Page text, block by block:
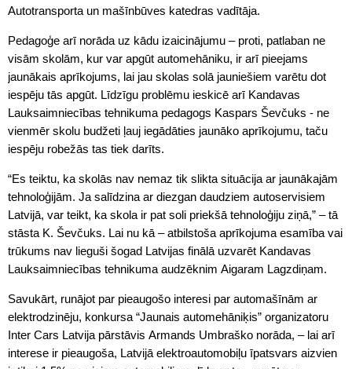
Autotransporta un mašīnbūves katedras vadītāja.
Pedagoģe arī norāda uz kādu izaicinājumu – proti, patlaban ne
visām skolām, kur var apgūt automehāniku, ir arī pieejams
jaunākais aprīkojums, lai jau skolas solā jauniešiem varētu dot
iespēju tās apgūt. Līdzīgu problēmu ieskicē arī Kandavas
Lauksaimniecības tehnikuma pedagogs Kaspars Ševčuks - ne
vienmēr skolu budžeti ļauj iegādāties jaunāko aprīkojumu, taču
iespēju robežās tas tiek darīts.
“Es teiktu, ka skolās nav nemaz tik slikta situācija ar jaunākajām
tehnoloģijām. Ja salīdzina ar diezgan daudziem autoservisiem
Latvijā, var teikt, ka skola ir pat soli priekšā tehnoloģiju ziņā,” – tā
stāsta K. Ševčuks. Lai nu kā – atbilstoša aprīkojuma esamība vai
trūkums nav lieguši šogad Latvijas finālā uzvarēt Kandavas
Lauksaimniecības tehnikuma audzēknim Aigaram Lagzdiņam.
Savukārt, runājot par pieaugošo interesi par automašīnām ar
elektrodzinēju, konkursa “Jaunais automehāniķis” organizatoru
Inter Cars Latvija pārstāvis Armands Umbraško norāda, – lai arī
interese ir pieaugoša, Latvijā elektroautomobiļu īpatsvars aizvien